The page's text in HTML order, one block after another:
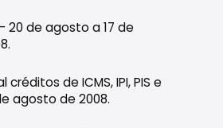
20 de agosto a 17 de
de ICMS, IPI, PIS e
agosto de 2008.